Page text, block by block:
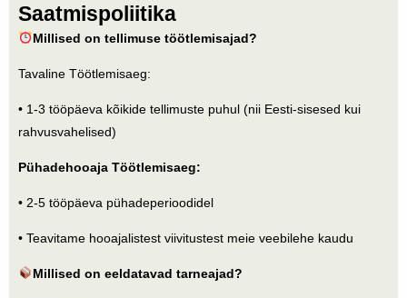
Saatmispoliitika
Millised on tellimuse töötlemisajad?
Tavaline Töötlemisaeg:
• 1-3 tööpäeva kõikide tellimuste puhul (nii Eesti-sisesed kui
rahvusvahelised)
Pühadehooaja Töötlemisaeg:
• 2-5 tööpäeva pühadeperioodidel
• Teavitame hooajalistest viivitustest meie veebilehe kaudu
Millised on eeldatavad tarneajad?